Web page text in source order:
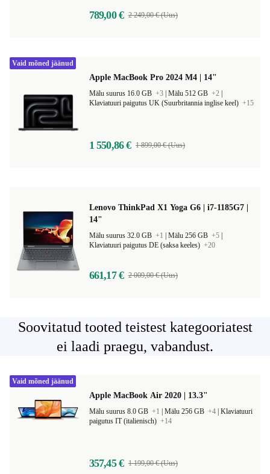
789,00 € 2 249,00 € (Uus)
Apple MacBook Pro 2024 M4 | 14"
Mälu suurus 16.0 GB +3 Mälu 512 GB +2
Klaviatuuri paigutus UK (Suurbritannia inglise keel) +15
1 550,86 € 1 899,00 € (Uus)
Vaid mõned jäänud
Lenovo ThinkPad X1 Yoga G6 | i7-1185G7 |
14"
Mälu suurus 32.0 GB +1 Mälu 256 GB +5
Klaviatuuri paigutus DE (saksa keeles) +20
661,17 € 2 009,00 € (Uus)
Soovitatud tooted teistest kategooriatest
ei laadi praegu, vabandust.
Apple MacBook Air 2020 | 13.3"
Mälu suurus 8.0 GB +1 Mälu 256 GB +4 Klaviatuuri
paigutus IT (italienisch) +14
357,45 € 1 199,00 € (Uus)
Vaid mõned jäänud